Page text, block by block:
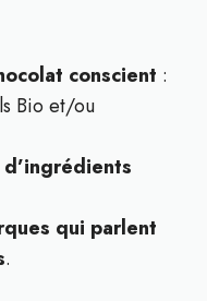
conscient :
Bio et/ou
qui parlent
.